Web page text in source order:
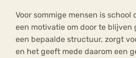
Voor sommige mensen is school
een motivatie om door te blijven
een bepaalde structuur, zorgt
en het geeft mede daarom een